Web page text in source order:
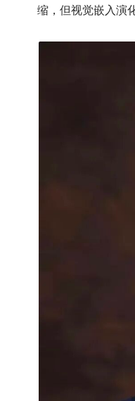
缩，但视觉嵌入演